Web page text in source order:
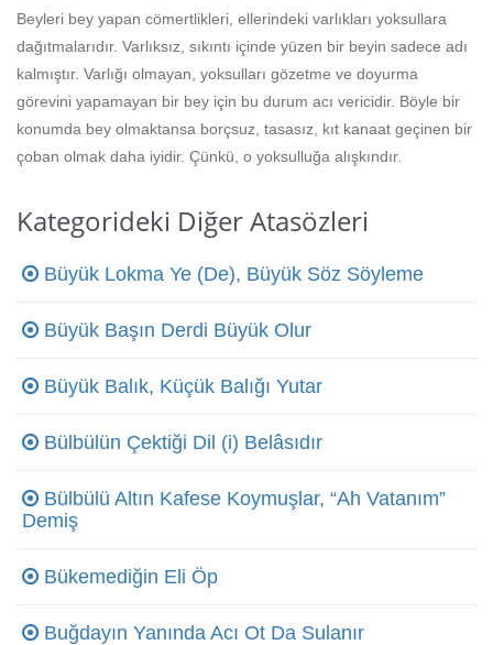
Eğitim
Diğer
Hızlı Okuma Testi
Hesaplamalar
Oyun
Beyleri bey yapan cömertlikleri, ellerindeki varlıkları yoksullara
dağıtmalarıdır. Varlıksız, sıkıntı içinde yüzen bir beyin sadece adı
kalmıştır. Varlığı olmayan, yoksulları gözetme ve doyurma
görevini yapamayan bir bey için bu durum acı vericidir. Böyle bir
konumda bey olmaktansa borçsuz, tasasız, kıt kanaat geçinen bir
çoban olmak daha iyidir. Çünkü, o yoksulluğa alışkındır.
Kategorideki Diğer Atasözleri
Büyük Lokma Ye (De), Büyük Söz Söyleme
Büyük Başın Derdi Büyük Olur
Büyük Balık, Küçük Balığı Yutar
Bülbülün Çektiği Dil (i) Belâsıdır
Bülbülü Altın Kafese Koymuşlar, “Ah Vatanım”
Demiş
Bükemediğin Eli Öp
Buğdayın Yanında Acı Ot Da Sulanır